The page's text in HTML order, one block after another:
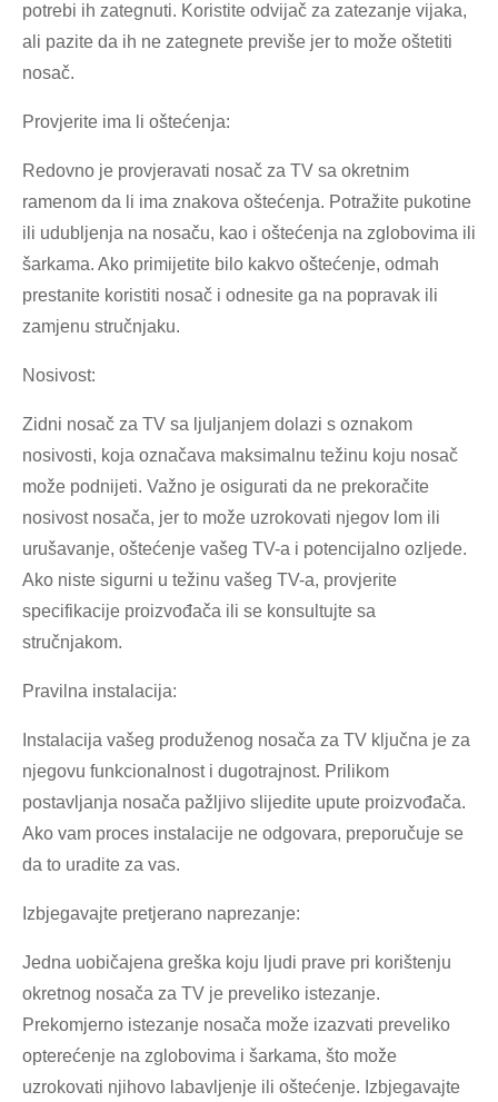
potrebi ih zategnuti. Koristite odvijač za zatezanje vijaka,
ali pazite da ih ne zategnete previše jer to može oštetiti
nosač.
Provjerite ima li oštećenja:
Redovno je provjeravati nosač za TV sa okretnim
ramenom da li ima znakova oštećenja. Potražite pukotine
ili udubljenja na nosaču, kao i oštećenja na zglobovima ili
šarkama. Ako primijetite bilo kakvo oštećenje, odmah
prestanite koristiti nosač i odnesite ga na popravak ili
zamjenu stručnjaku.
Nosivost:
Zidni nosač za TV sa ljuljanjem dolazi s oznakom
nosivosti, koja označava maksimalnu težinu koju nosač
može podnijeti. Važno je osigurati da ne prekoračite
nosivost nosača, jer to može uzrokovati njegov lom ili
urušavanje, oštećenje vašeg TV-a i potencijalno ozljede.
Ako niste sigurni u težinu vašeg TV-a, provjerite
specifikacije proizvođača ili se konsultujte sa
stručnjakom.
Pravilna instalacija:
Instalacija vašeg produženog nosača za TV ključna je za
njegovu funkcionalnost i dugotrajnost. Prilikom
postavljanja nosača pažljivo slijedite upute proizvođača.
Ako vam proces instalacije ne odgovara, preporučuje se
da to uradite za vas.
Izbjegavajte pretjerano naprezanje:
Jedna uobičajena greška koju ljudi prave pri korištenju
okretnog nosača za TV je preveliko istezanje.
Prekomjerno istezanje nosača može izazvati preveliko
opterećenje na zglobovima i šarkama, što može
uzrokovati njihovo labavljenje ili oštećenje. Izbjegavajte